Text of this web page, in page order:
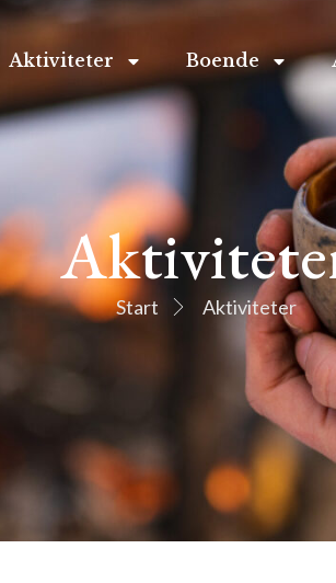
Aktiviteter Boende
Start Aktiviteter